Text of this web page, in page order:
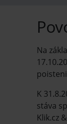
Na
K
stáva
Klik.cz